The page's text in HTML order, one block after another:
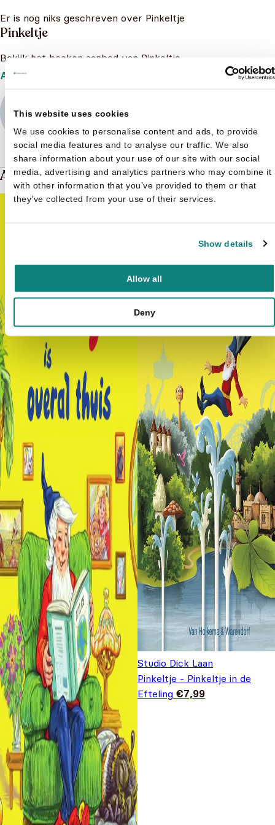
This website uses cookies
We use cookies to personalise content and ads, to provide
social media features and to analyse our traffic. We also
share information about your use of our site with our social
media, advertising and analytics partners who may combine it
with other information that you’ve provided to them or that
they’ve collected from your use of their services.
Show details
Allow all
Deny
Er is nog niks geschreven over Pinkeltje
Pinkeltje
Bekijk het boeken aanbod van Pinkeltje
Aanbod
Andere boeken over Pinkeltje
Studio Dick Laan
Pinkeltje - Pinkeltje in de
Efteling €7,99